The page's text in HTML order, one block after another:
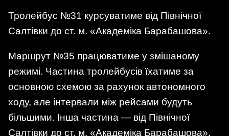
Тролейбус №31 курсуватиме від Північної
Салтівки до ст. м. «Академіка Барабашова».
Маршрут №35 працюватиме у змішаному
режимі. Частина тролейбусів їхатиме за
основною схемою за рахунок автономного
ходу, але інтервали між рейсами будуть
більшими. Інша частина — від Північної
Салтівки до ст. м. «Академіка Барабашова».